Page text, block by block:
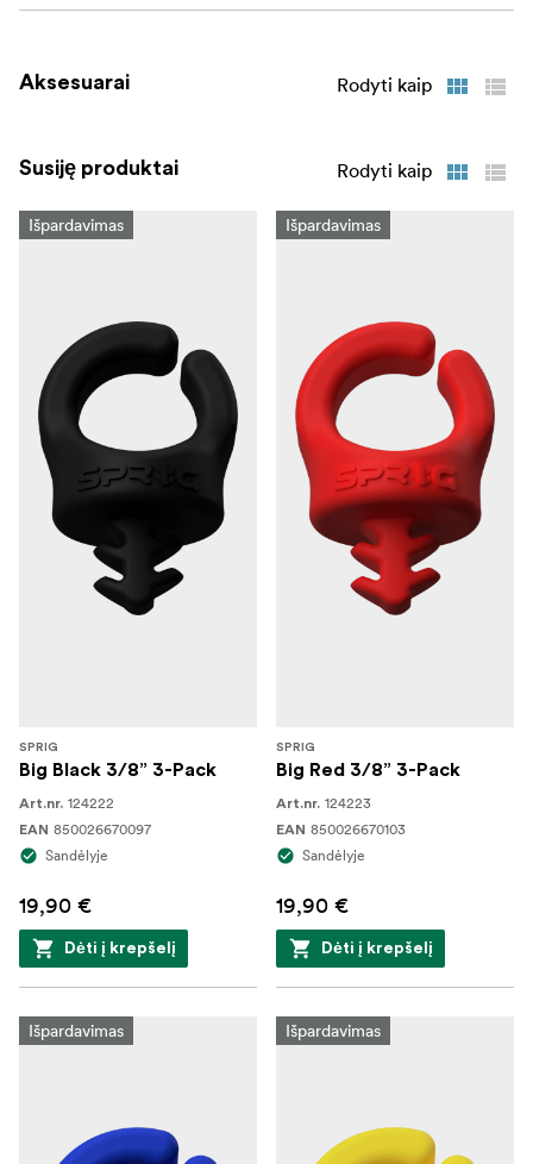
Aksesuarai Rodyti kaip
Susiję produktai Rodyti kaip
Išpardavimas
SPRIG
Big Black 3/8” 3-Pack
Art.nr. 124222
EAN 850026670097
Sandėlyje
19,90 €
Dėti į krepšelį
Išpardavimas
SPRIG
Big Red 3/8” 3-Pack
Art.nr. 124223
EAN 850026670103
Sandėlyje
19,90 €
Dėti į krepšelį
Išpardavimas Išpardavimas